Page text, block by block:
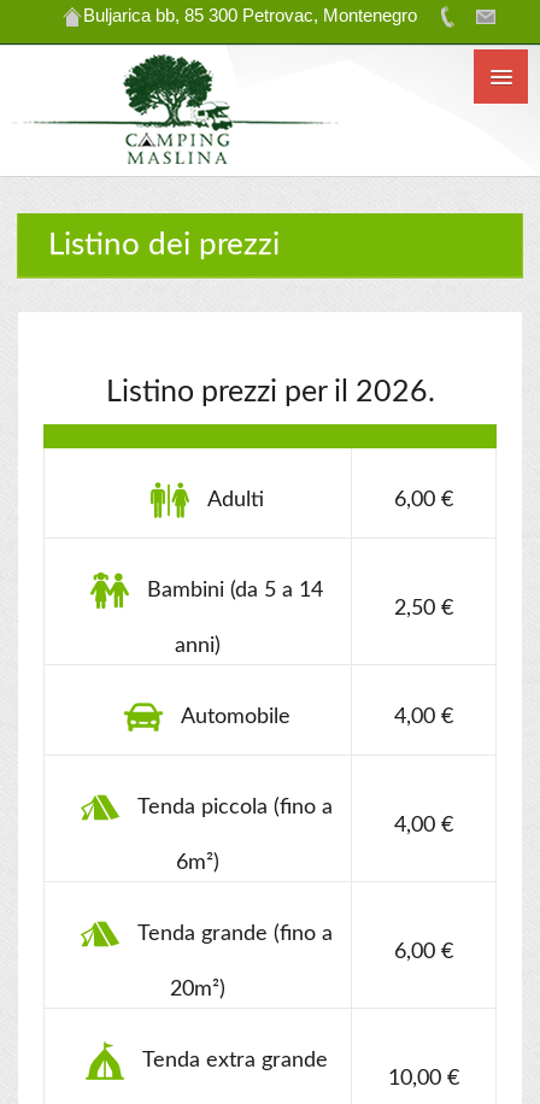
Buljarica bb, 85 300 Petrovac, Montenegro
Listino dei prezzi
Listino prezzi per il 2026.
Adulti 6,00 €
Bambini (da 5 a 14
anni)
2,50 €
Automobile 4,00 €
Tenda piccola (fino a
6m²)
4,00 €
Tenda grande (fino a
20m²)
6,00 €
Tenda extra grande
10,00 €